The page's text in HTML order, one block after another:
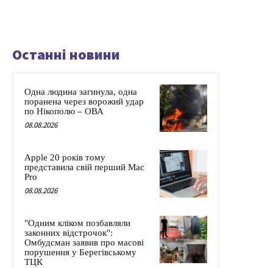
Останні новини
Одна людина загинула, одна
поранена через ворожий удар
по Нікополю – ОВА
08.08.2026
Apple 20 років тому
представила свій перший Mac
Pro
08.08.2026
"Одним кліком позбавляли
законних відстрочок":
Омбудсман заявив про масові
порушення у Берегівському
ТЦК